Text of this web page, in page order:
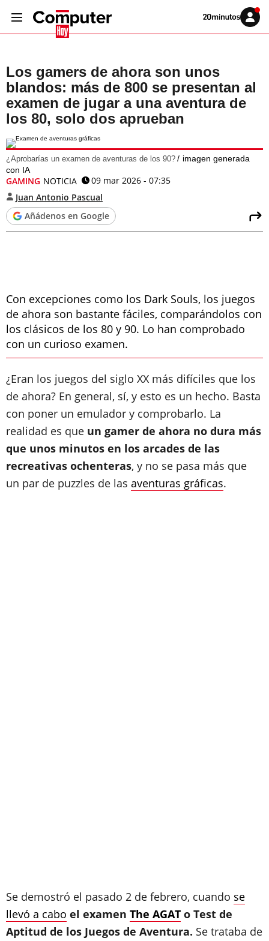
Volver
Iniciar
sesión
Los gamers de ahora son unos
blandos: más de 800 se presentan al
examen de jugar a una aventura de
los 80, solo dos aprueban
¿Aprobarías un examen de aventuras de los 90?
imagen generada
con IA
GAMING NOTICIA
09 mar 2026 - 07:35
Juan Antonio Pascual
Añádenos en Google
Con excepciones como los Dark Souls, los juegos
de ahora son bastante fáciles, comparándolos con
los clásicos de los 80 y 90. Lo han comprobado
con un curioso examen.
¿Eran los juegos del siglo XX más difíciles que los
de ahora? En general, sí, y esto es un hecho. Basta
con poner un emulador y comprobarlo. La
realidad es que un gamer de ahora no dura más
que unos minutos en los arcades de las
recreativas ochenteras, y no se pasa más que
un par de puzzles de las aventuras gráficas.
Se demostró el pasado 2 de febrero, cuando se
llevó a cabo el examen The AGAT o Test de
Aptitud de los Juegos de Aventura. Se trataba de